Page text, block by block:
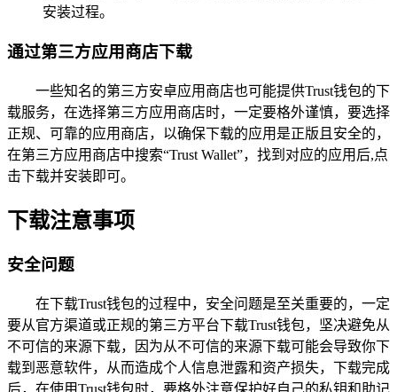
安装过程。
通过第三方应用商店下载
一些知名的第三方安卓应用商店也可能提供Trust钱包的下
载服务，在选择第三方应用商店时，一定要格外谨慎，要选择
正规、可靠的应用商店，以确保下载的应用是正版且安全的，
在第三方应用商店中搜索“Trust Wallet”，找到对应的应用后,点
击下载并安装即可。
下载注意事项
安全问题
在下载Trust钱包的过程中，安全问题是至关重要的，一定
要从官方渠道或正规的第三方平台下载Trust钱包，坚决避免从
不可信的来源下载，因为从不可信的来源下载可能会导致你下
载到恶意软件，从而造成个人信息泄露和资产损失，下载完成